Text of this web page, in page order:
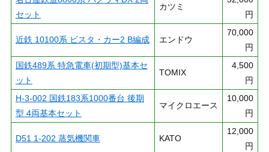
セット
カツミ
円
近鉄 10100系 ビスタ・カー2 B編成 エンドウ
70,000
円
国鉄489系 特急電車(初期型)基本セ
ット
TOMIX
4,500
円
H-3-002 国鉄183系1000番台 後期
型 4両基本セット
マイクロエース
10,000
円
D51 1-202 蒸気機関車 KATO
12,000
円